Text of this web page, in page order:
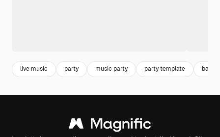
live music party music party party template